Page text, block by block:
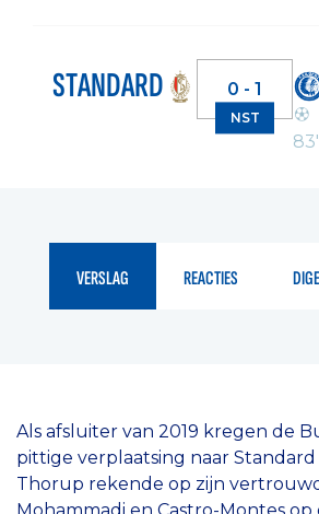
STANDARD 0 - 1
NST
83'
VERSLAG REACTIES
Als afsluiter van 2019 kregen de
pittige verplaatsing naar
Thorup rekende op zijn